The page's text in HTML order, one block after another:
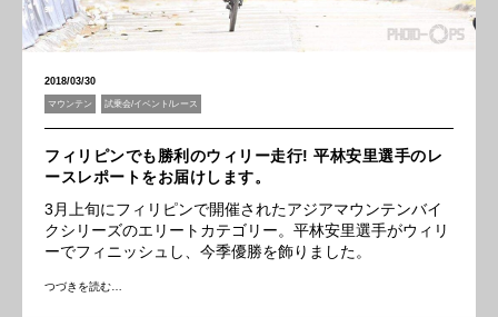
2018/03/30
マウンテン 試乗会/イベント/レース
フィリピンでも勝利のウィリー走行! 平林安里選手のレ
ースレポートをお届けします。
3月上旬にフィリピンで開催されたアジアマウンテンバイ
クシリーズのエリートカテゴリー。平林安里選手がウィリ
ーでフィニッシュし、今季優勝を飾りました。
つづきを読む…